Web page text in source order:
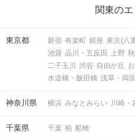
高マッチング率！
関東の
東京都 新宿 有楽町 銀座 東京(八
池袋 品川・五反田 上野
二子玉川
渋谷 自由が丘
水道橋・飯田橋 浅草・両国
神奈川県 横浜 みなとみらい 川崎
千葉県 千葉 柏 船橋